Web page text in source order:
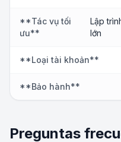
**Tác vụ tối
ưu**
Lập
lớn
**Loại tài khoản**
**Bảo hành**
Preguntas